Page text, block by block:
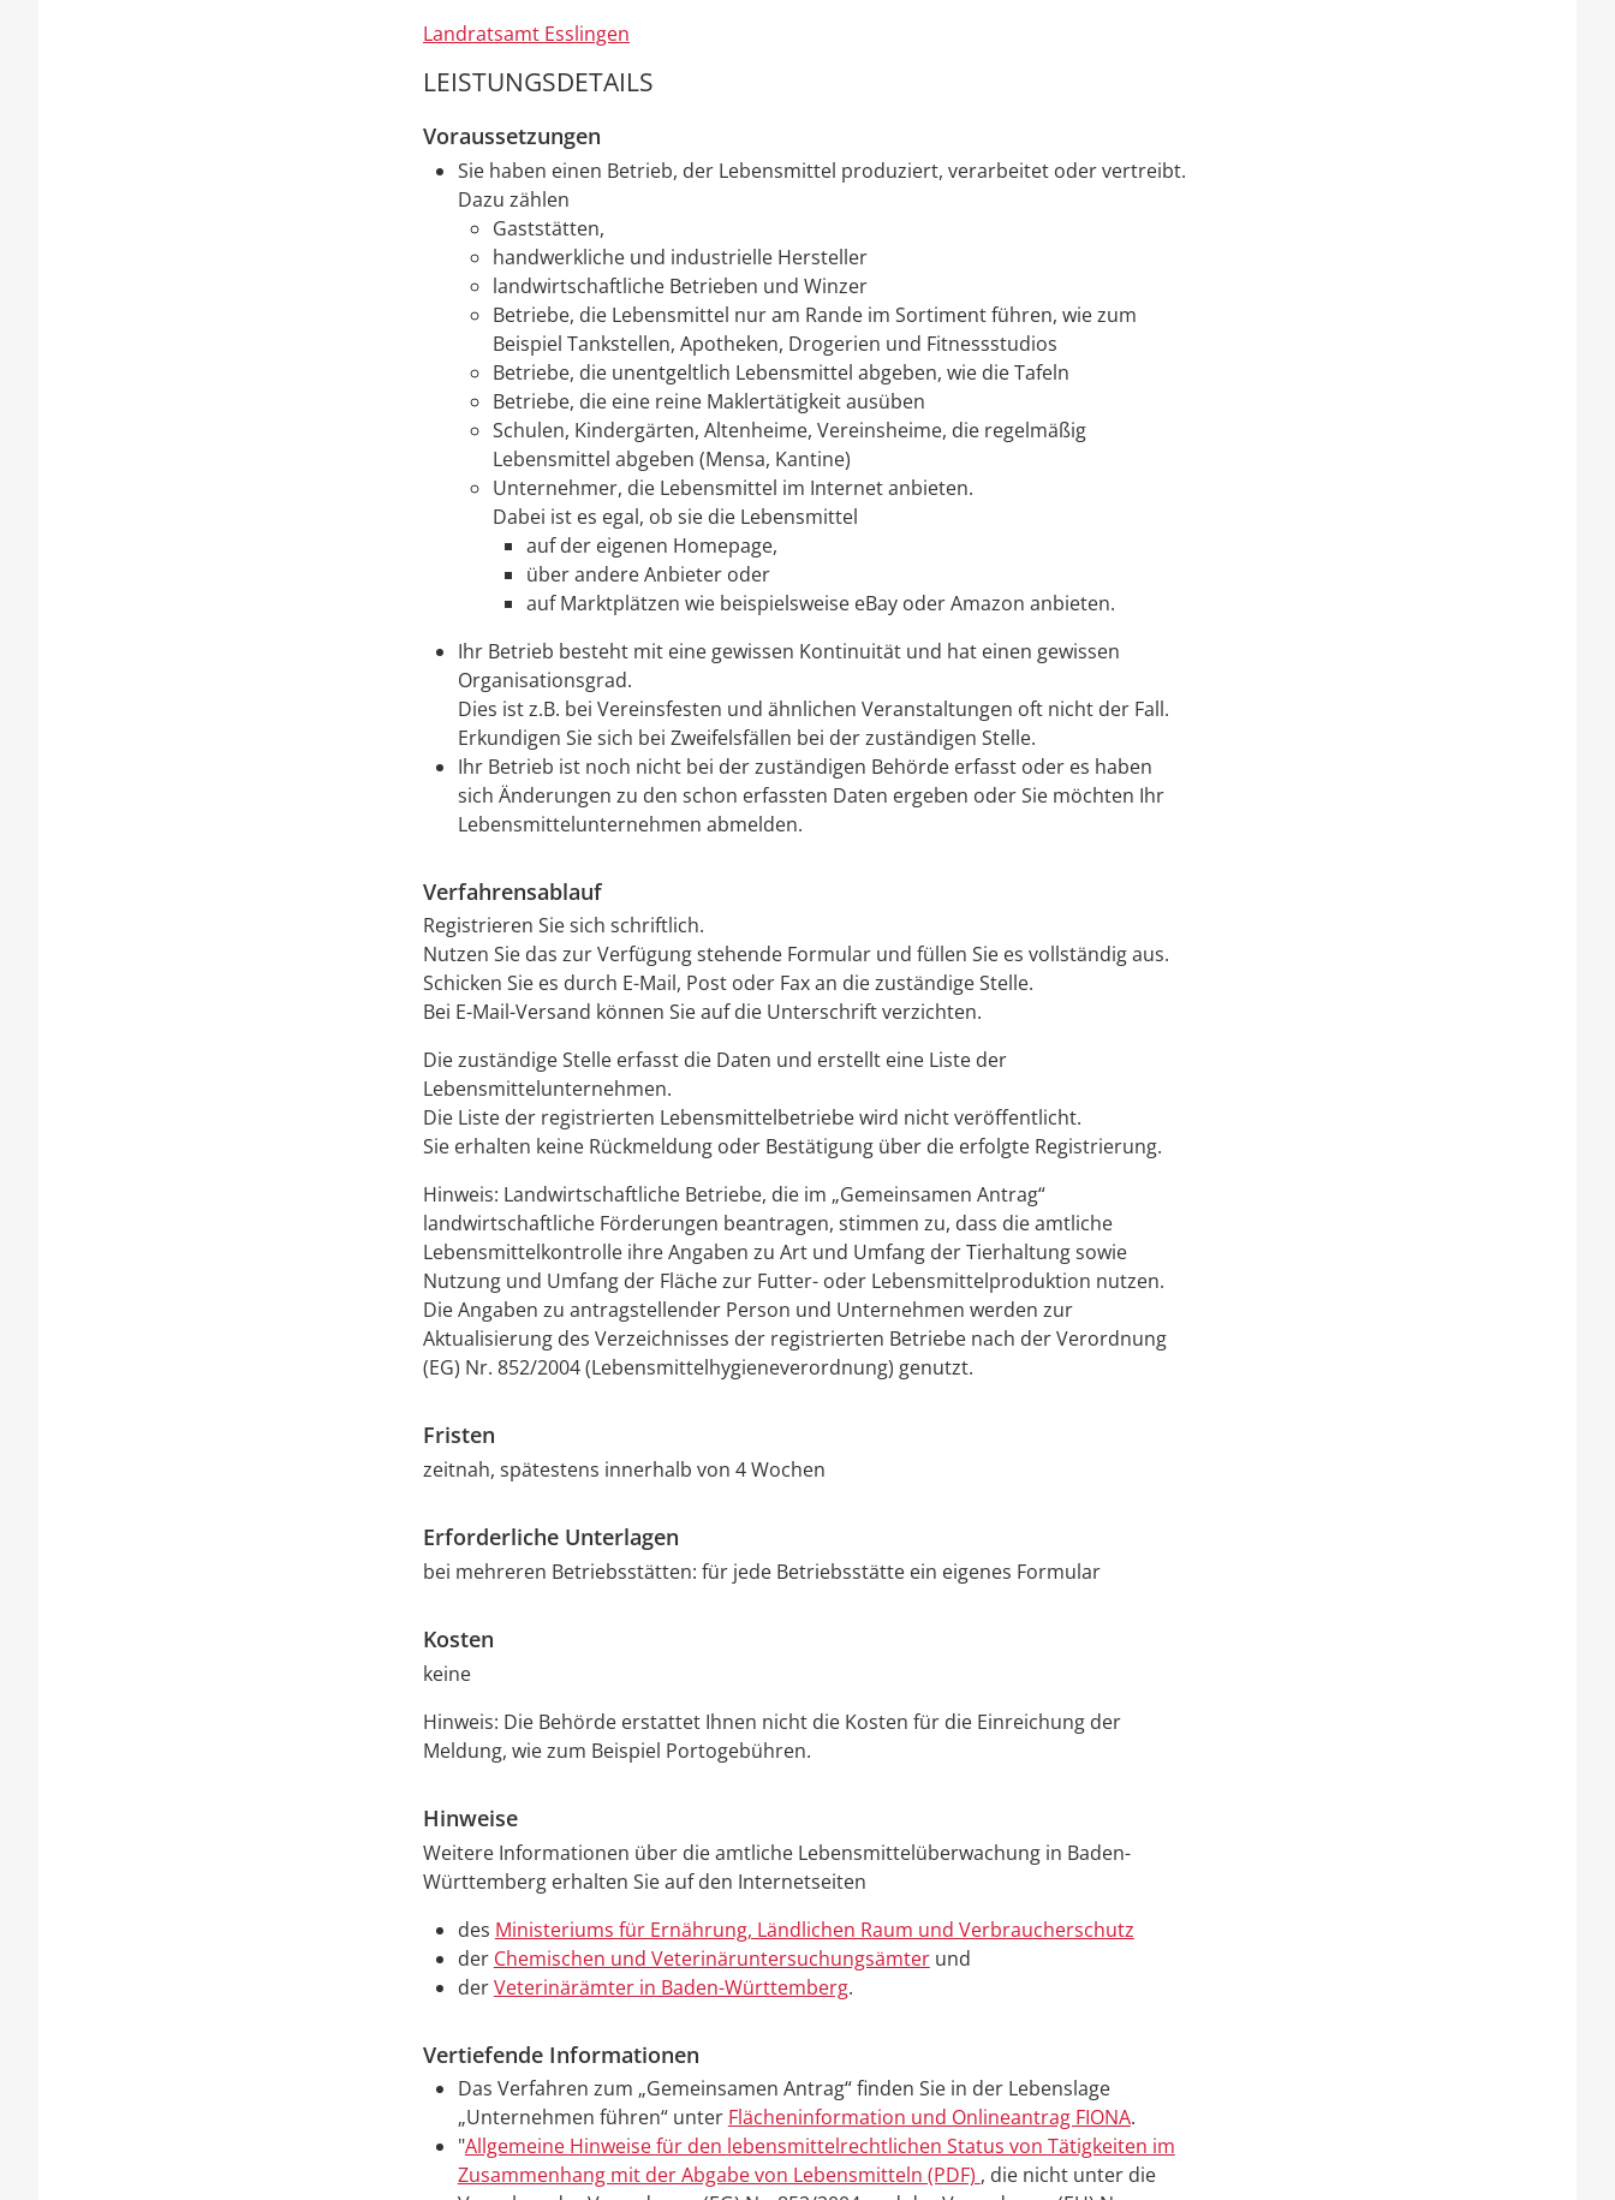
Landratsamt Esslingen
LEISTUNGSDETAILS
Voraussetzungen
Sie haben einen Betrieb, der Lebensmittel produziert, verarbeitet oder vertreibt.
Dazu zählen
Gaststätten,
handwerkliche und industrielle Hersteller
landwirtschaftliche Betrieben und Winzer
Betriebe, die Lebensmittel nur am Rande im Sortiment führen, wie zum
Beispiel Tankstellen, Apotheken, Drogerien und Fitnessstudios
Betriebe, die unentgeltlich Lebensmittel abgeben, wie die Tafeln
Betriebe, die eine reine Maklertätigkeit ausüben
Schulen, Kindergärten, Altenheime, Vereinsheime, die regelmäßig
Lebensmittel abgeben (Mensa, Kantine)
Unternehmer, die Lebensmittel im Internet anbieten.
Dabei ist es egal, ob sie die Lebensmittel
auf der eigenen Homepage,
über andere Anbieter oder
auf Marktplätzen wie beispielsweise eBay oder Amazon anbieten.
Ihr Betrieb besteht mit eine gewissen Kontinuität und hat einen gewissen
Organisationsgrad.
Dies ist z.B. bei Vereinsfesten und ähnlichen Veranstaltungen oft nicht der Fall.
Erkundigen Sie sich bei Zweifelsfällen bei der zuständigen Stelle.
Ihr Betrieb ist noch nicht bei der zuständigen Behörde erfasst oder es haben
sich Änderungen zu den schon erfassten Daten ergeben oder Sie möchten Ihr
Lebensmittelunternehmen abmelden.
Verfahrensablauf
Registrieren Sie sich schriftlich.
Nutzen Sie das zur Verfügung stehende Formular und füllen Sie es vollständig aus.
Schicken Sie es durch E-Mail, Post oder Fax an die zuständige Stelle.
Bei E-Mail-Versand können Sie auf die Unterschrift verzichten.
Die zuständige Stelle erfasst die Daten und erstellt eine Liste der
Lebensmittelunternehmen.
Die Liste der registrierten Lebensmittelbetriebe wird nicht veröffentlicht.
Sie erhalten keine Rückmeldung oder Bestätigung über die erfolgte Registrierung.
Hinweis: Landwirtschaftliche Betriebe, die im „Gemeinsamen Antrag“
landwirtschaftliche Förderungen beantragen, stimmen zu, dass die amtliche
Lebensmittelkontrolle ihre Angaben zu Art und Umfang der Tierhaltung sowie
Nutzung und Umfang der Fläche zur Futter- oder Lebensmittelproduktion nutzen.
Die Angaben zu antragstellender Person und Unternehmen werden zur
Aktualisierung des Verzeichnisses der registrierten Betriebe nach der Verordnung
(EG) Nr. 852/2004 (Lebensmittelhygieneverordnung) genutzt.
Fristen
zeitnah, spätestens innerhalb von 4 Wochen
Erforderliche Unterlagen
bei mehreren Betriebsstätten: für jede Betriebsstätte ein eigenes Formular
Kosten
keine
Hinweis: Die Behörde erstattet Ihnen nicht die Kosten für die Einreichung der
Meldung, wie zum Beispiel Portogebühren.
Hinweise
Weitere Informationen über die amtliche Lebensmittelüberwachung in Baden-
Württemberg erhalten Sie auf den Internetseiten
des Ministeriums für Ernährung, Ländlichen Raum und Verbraucherschutz
der Chemischen und Veterinäruntersuchungsämterund
derVeterinärämter in Baden-Württemberg.
Vertiefende Informationen
Das Verfahren zum „Gemeinsamen Antrag“ finden Sie in der Lebenslage
„Unternehmen führen“ unter Flächeninformation und Onlineantrag FIONA.
"Allgemeine Hinweise für den lebensmittelrechtlichen Status von Tätigkeiten im
Zusammenhang mit der Abgabe von Lebensmitteln (PDF) , die nicht unter die